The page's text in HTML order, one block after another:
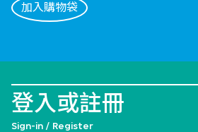
加入購物袋
登入或註冊
Sign-in / Register